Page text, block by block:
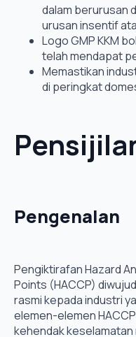
dalam berurusan
urusan insentif
Logo GMP KKM
telah mendapat
Memastikan
di peringkat
Pengenalan
Pengiktirafan Hazard
Points (HACCP)
rasmi kepada industri
elemen-elemen
kehendak